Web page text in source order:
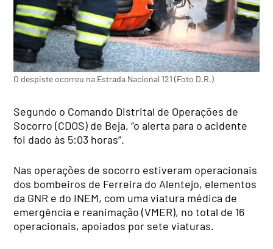
O despiste ocorreu na Estrada Nacional 121 (Foto D.R.)
Segundo o Comando Distrital de Operações de
Socorro (CDOS) de Beja, “o alerta para o acidente
foi dado às 5:03 horas”.
Nas operações de socorro estiveram operacionais
dos bombeiros de Ferreira do Alentejo, elementos
da GNR e do INEM, com uma viatura médica de
emergência e reanimação (VMER), no total de 16
operacionais, apoiados por sete viaturas.